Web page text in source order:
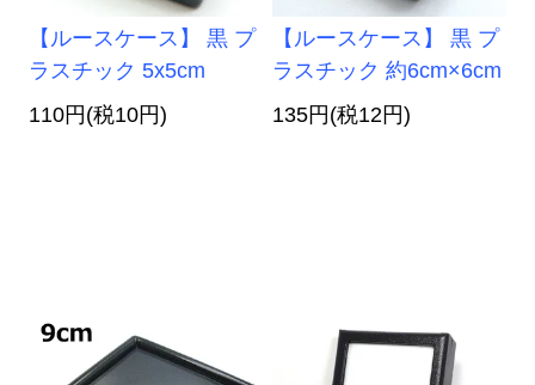
【ルースケース】 黒 プ
ラスチック 5x5cm
110円(税10円)
【ルースケース】 黒 プ
ラスチック 約6cm×6cm
135円(税12円)